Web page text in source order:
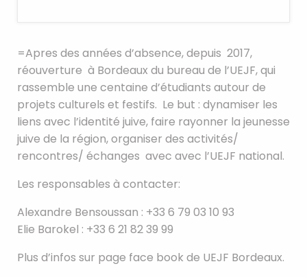
=Apres des années d’absence, depuis 2017,
réouverture à Bordeaux du bureau de l’UEJF, qui
rassemble une centaine d’étudiants autour de
projets culturels et festifs. Le but : dynamiser les
liens avec l’identité juive, faire rayonner la jeunesse
juive de la région, organiser des activités/
rencontres/ échanges avec avec l’UEJF national.
Les responsables à contacter:
Alexandre Bensoussan : +33 6 79 03 10 93
Elie Barokel : +33 6 21 82 39 99
Plus d’infos sur page face book de UEJF Bordeaux.